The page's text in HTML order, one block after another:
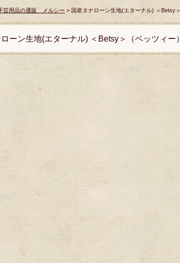
芸用品の通販 メルシー > 国産タナローン生地(エターナル) ＜Betsy
ーン生地(エターナル) ＜Betsy＞（ベッツィー